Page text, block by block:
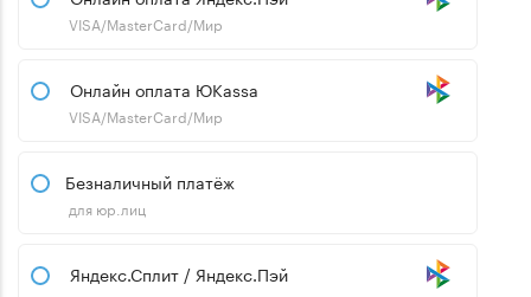
VISA/MasterCard/Мир
Онлайн оплата ЮKassa
VISA/MasterCard/Мир
Безналичный платёж
для юр.лиц
Яндекс.Сплит / Яндекс.Пэй